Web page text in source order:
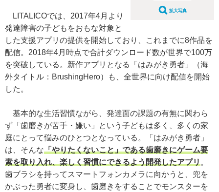
拡大写真
LITALICOでは、2017年4月より
発達障害の子どもをおもな対象と
した支援アプリの提供を開始しており、これまでに8作品を
配信。2018年4月時点で合計ダウンロード数が世界で100万
を突破している。新作アプリとなる「はみがき勇者」（海
外タイトル：BrushingHero）も、全世界に向け配信を開始
した。
基本的な生活習慣ながら、発達面の課題の有無に関わら
ず「歯磨きが苦手・嫌い」という子どもは多く、多くの家
庭にとって悩みのひとつとなっている。「はみがき勇者」
は、そんな「やりたくないこと」である歯磨きにゲーム要
素を取り入れ、楽しく習慣にできるよう開発したアプリ。
歯ブラシを持ってスマートフォンカメラに向かうと、兜を
かぶった勇者に変身し、歯磨きをすることでモンスターを